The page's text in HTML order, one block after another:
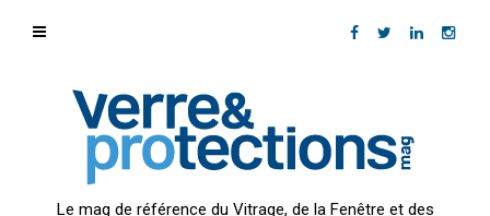
Le mag de référence du Vitrage, de la Fenêtre et des